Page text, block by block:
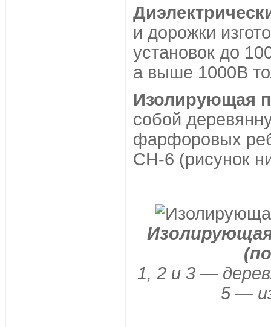
и дорожки
установок до
а выше 1000В
Изолирующая
собой
фарфоровых
СН-6 (рисунок
1, 2 и 3 —
5 —